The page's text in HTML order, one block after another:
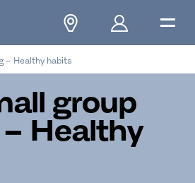
– Healthy habits
group
Healthy